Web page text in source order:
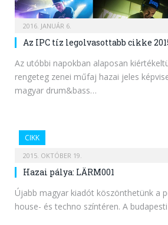
2016. JANUÁR 6.
Az IPC tíz legolvasottabb cikke
Az utóbbi napokban alaposan
rengeteg zenei műfaj hazai jeles
magyar drum&bass…
CIKK
2015. OKTÓBER 19.
Hazai pálya: LÄRM001
Újabb magyar kiadót köszönthetünk a
house- és techno színtéren. A